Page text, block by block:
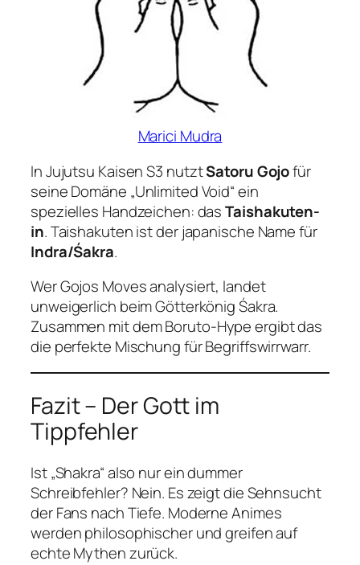
Marici Mudra
InJujutsu KaisenS3 nutztSatoru Gojofür
seine Domäne „Unlimited Void“ ein
spezielles Handzeichen: dasTaishakuten-
in. Taishakuten ist der japanische Name für
Indra/Śakra.
Wer Gojos Moves analysiert, landet
unweigerlich beim Götterkönig Śakra.
Zusammen mit demBoruto-Hype ergibt das
die perfekte Mischung für Begriffswirrwarr.
Fazit – Der Gott im
Tippfehler
Ist „Shakra“ also nur ein dummer
Schreibfehler? Nein. Es zeigt die Sehnsucht
der Fans nach Tiefe. Moderne Animes
werden philosophischer und greifen auf
echte Mythen zurück.